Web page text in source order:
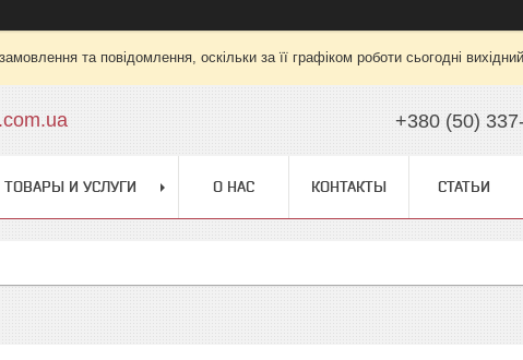
та повідомлення, оскільки за її графіком роботи сьогодні
+380 (50)
ТОВАРЫ И УСЛУГИ О НАС КОНТАКТЫ СТАТЬИ